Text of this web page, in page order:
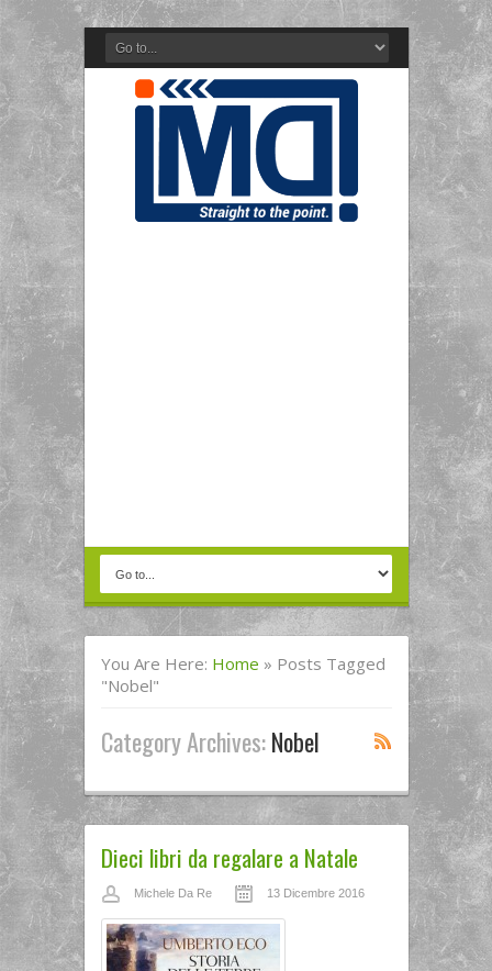
You Are Here: Home » Posts Tagged
"Nobel"
Category Archives:Nobel
Dieci libri da regalare a Natale
Michele Da Re 13 Dicembre 2016